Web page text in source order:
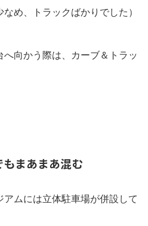
なめ、トラックばかりでした）
向かう際は、カーブ＆トラッ
まあまあ混む
ムには立体駐車場が併設して